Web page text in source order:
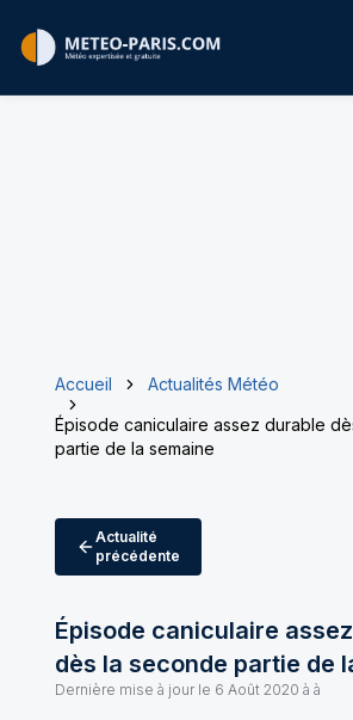
Accueil
Actualités Météo
Épisode caniculaire assez durable
partie de la semaine
Actualité
précédente
Épisode caniculaire
dès la seconde partie de
Dernière mise à jour le 6 Août 2020 à à